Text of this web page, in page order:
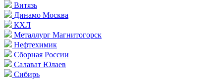
Витязь
Динамо Москва
КХЛ
Металлург Магнитогорск
Нефтехимик
Сборная России
Салават Юлаев
Сибирь